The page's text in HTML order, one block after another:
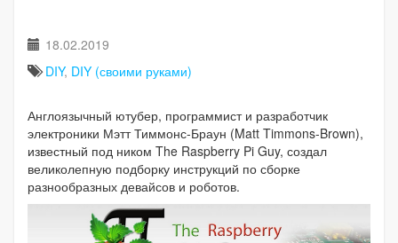
18.02.2019
DIY, DIY (своими руками)
Англоязычный ютубер, программист и разработчик
электроники Мэтт Тиммонс-Браун (Matt Timmons-Brown),
известный под ником The Raspberry Pi Guy, создал
великолепную подборку инструкций по сборке
разнообразных девайсов и роботов.